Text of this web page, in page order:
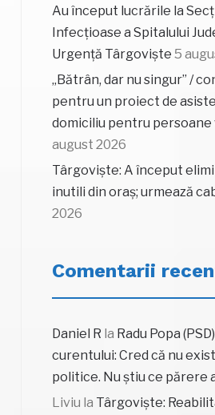
Au început lucrările la
Infecțioase a Spitalului
Urgență Târgoviște 5
„Bătrân, dar nu singur” /
pentru un proiect de
domiciliu pentru
august 2026
Târgoviște: A început
inutili din oraș; urmează
2026
Comentarii
Daniel R la Radu Popa
curentului: Cred că nu
politice. Nu știu ce părere
Liviu la Târgoviște: